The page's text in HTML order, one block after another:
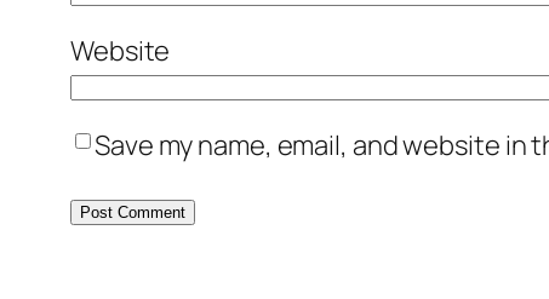
Website
Save my name, email, and website